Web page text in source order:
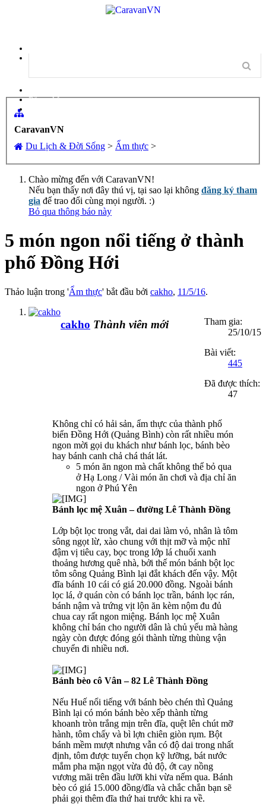
Đăng nhập
CaravanVN
Du Lịch & Đời Sống > Ẩm thực >
Chào mừng đến với CaravanVN!
Nếu bạn thấy nơi đây thú vị, tại sao lại không đăng ký tham
gia để trao đổi cùng mọi người. :)
Bỏ qua thông báo này
5 món ngon nổi tiếng ở thành
phố Đồng Hới
Thảo luận trong 'Ẩm thực' bắt đầu bởi cakho, 11/5/16.
cakho Thành viên mới
Tham gia:
25/10/15
Bài viết:
445
Đã được thích:
47
Không chỉ có hải sản, ẩm thực của thành phố
biển Đồng Hới (Quảng Bình) còn rất nhiều món
ngon mời gọi du khách như bánh lọc, bánh bèo
hay bánh canh chả chá thát lát.
5 món ăn ngon mà chất không thể bỏ qua
ở Hạ Long / Vài món ăn chơi và địa chỉ ăn
ngon ở Phú Yên
Bánh lọc mệ Xuân – đường Lê Thành Đồng
Lớp bột lọc trong vắt, dai dai làm vỏ, nhân là tôm
sông ngọt lừ, xào chung với thịt mỡ và mộc nhĩ
đậm vị tiêu cay, bọc trong lớp lá chuối xanh
thoảng hương quê nhà, bởi thế món bánh bột lọc
tôm sông Quảng Bình lại đắt khách đến vậy. Một
đĩa bánh 10 cái có giá 20.000 đồng. Ngoài bánh
lọc lá, ở quán còn có bánh lọc trần, bánh lọc rán,
bánh nậm và trứng vịt lộn ăn kèm nộm đu đủ
chua cay rất ngon miệng. Bánh lọc mệ Xuân
không chỉ bán cho người dân là chủ yếu mà hàng
ngày còn được đóng gói thành từng thùng vận
chuyển đi nhiều nơi.
Bánh bèo cô Vân – 82 Lê Thành Đồng
Nếu Huế nổi tiếng với bánh bèo chén thì Quảng
Bình lại có món bánh bèo xếp thành từng
khoanh tròn trắng mịn trên đĩa, quệt lên chút mỡ
hành, tôm chấy và bì lợn chiên giòn rụm. Bột
bánh mềm mượt nhưng vẫn có độ dai trong nhất
định, tôm được tuyển chọn kỹ lưỡng, bát nước
mắm pha mặn ngọt vừa đủ độ, ớt cay nồng
vương mãi trên đầu lưỡi khi vừa nếm qua. Bánh
bèo có giá 15.000 đồng/đĩa và chắc chắn bạn sẽ
phải gọi thêm đĩa thứ hai trước khi ra về.